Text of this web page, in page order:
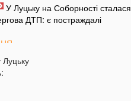
У Луцьку на Соборності сталася
ДТП: є постраждалі
цих напоїв ви будете спати як
Луцьку